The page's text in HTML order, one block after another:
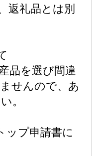
返礼品とは別
品を選び間違
せんので、あ
。
ップ申請書に